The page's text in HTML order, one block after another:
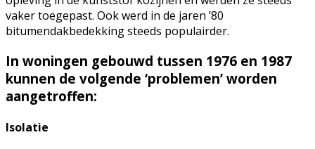
vaker toegepast. Ook werd in de jaren ’80
bitumendakbedekking steeds populairder.
In woningen gebouwd tussen 1976 en 1987
kunnen de volgende ‘problemen’ worden
aangetroffen:
Isolatie